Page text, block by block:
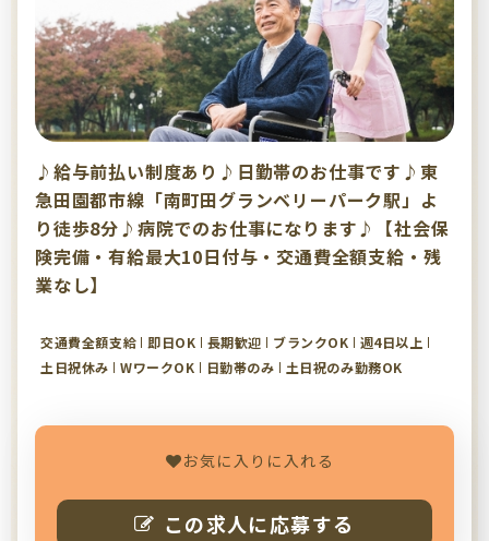
♪給与前払い制度あり♪日勤帯のお仕事です♪東
急田園都市線「南町田グランベリーパーク駅」よ
り徒歩8分♪病院でのお仕事になります♪【社会保
険完備・有給最大10日付与・交通費全額支給・残
業なし】
交通費全額支給 即日OK 長期歓迎 ブランクOK
週4日以上
土日祝休み
WワークOK 日勤帯のみ 土日祝のみ勤務OK
お気に入りに入れる
この求人に応募する